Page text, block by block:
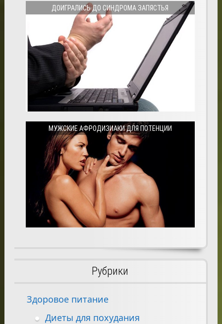
ДОИГРАЛИСЬ ДО СИНДРОМА ЗАПЯСТЬЯ
МУЖСКИЕ АФРОДИЗИАКИ ДЛЯ ПОТЕНЦИИ
Рубрики
Здоровое питание
Диеты для похудания